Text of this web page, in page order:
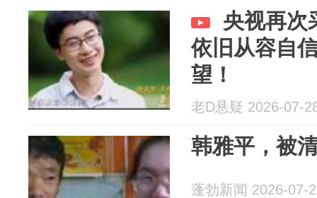
央视再次
依旧从容自
望！
老D悬疑 2026-07-
韩雅平，被
蓬勃新闻 2026-07-